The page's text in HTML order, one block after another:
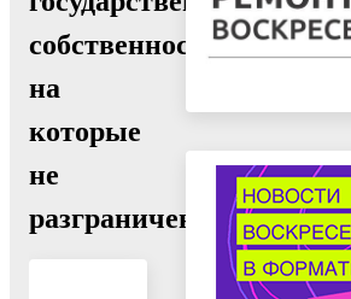
собственность
на
которые
не
разграничена